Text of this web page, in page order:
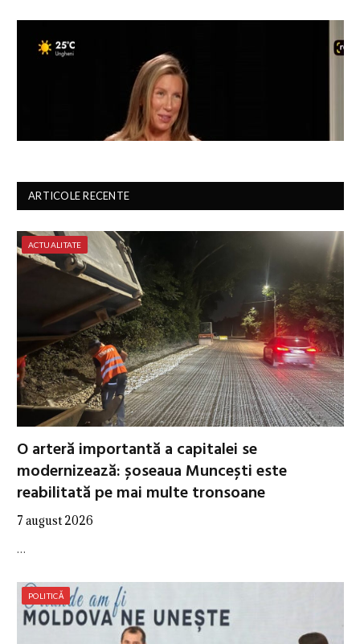
ARTICOLE RECENTE
ACTUALITATE
O arteră importantă a capitalei se
modernizează: șoseaua Muncești este
reabilitată pe mai multe tronsoane
7 august 2026
…
POLITICĂ